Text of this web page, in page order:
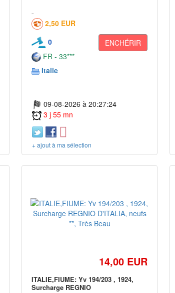
2,50 EUR
0
ENCHÉRIR
FR - 33***
Italie
09-08-2026 à 20:27:24
3 j 55 mn
+ ajout à ma sélection
14,00 EUR
ITALIE,FIUME: Yv 194/203 , 1924,
Surcharge REGNIO